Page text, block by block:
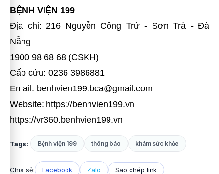
BỆNH VIỆN 199
Địa chỉ: 216 Nguyễn Công Trứ - Sơn Trà - Đà
Nẵng
1900 98 68 68 (CSKH)
Cấp cứu: 0236 3986881
Email: benhvien199.bca@gmail.com
Website: https://benhvien199.vn
https://vr360.benhvien199.vn
Tags: Bệnh viện 199 thông báo khám sức khỏe
Chia sẻ: Facebook Zalo Sao chép link